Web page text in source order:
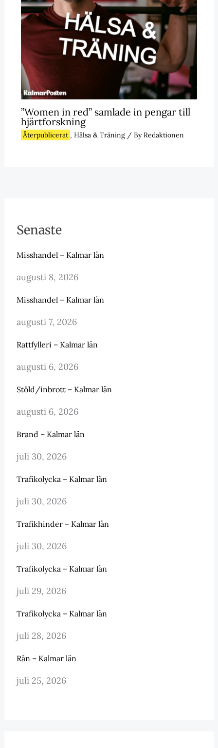
”Women in red” samlade in pengar till
hjärtforskning
Återpublicerat , Hälsa & Träning/ ByRedaktionen
Senaste
Misshandel – Kalmar län
augusti 8, 2026
Misshandel – Kalmar län
augusti 7, 2026
Rattfylleri – Kalmar län
augusti 6, 2026
Stöld/inbrott – Kalmar län
augusti 6, 2026
Brand – Kalmar län
juli 30, 2026
Trafikolycka – Kalmar län
juli 30, 2026
Trafikhinder – Kalmar län
juli 30, 2026
Trafikolycka – Kalmar län
juli 29, 2026
Trafikolycka – Kalmar län
juli 28, 2026
Rån – Kalmar län
juli 25, 2026